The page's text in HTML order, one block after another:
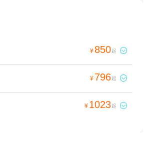
¥ 850起 
¥ 796起 
¥ 1023起 